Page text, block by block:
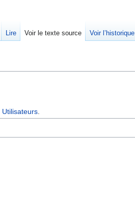
Utilisateurs
Lire Voir le texte source Voir l’historique